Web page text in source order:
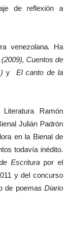
de reflexión a
venezolana. Ha
Cuentos de
y
El canto de la
Ramón
Julián Padrón
en la Bienal de
todavía inédito.
Escritura por el
y del concurso
de poemas Diario